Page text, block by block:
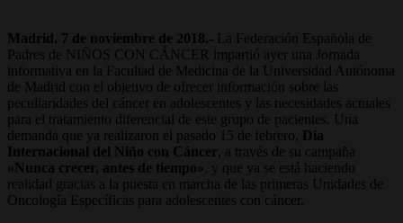
Madrid, 7 de noviembre de 2018.- La Federación Española de
Padres de NIÑOS CON CÁNCER impartió ayer una Jornada
informativa en la Facultad de Medicina de la Universidad Autónoma
de Madrid con el objetivo de ofrecer información sobre las
peculiaridades del cáncer en adolescentes y las necesidades actuales
para el tratamiento diferencial de este grupo de pacientes. Una
demanda que ya realizaron el pasado 15 de febrero,
Día
Internacional del Niño con Cáncer
, a través de su campaña
«Nunca crecer, antes de tiempo»
, y que ya se está haciendo
realidad gracias a la puesta en marcha de las primeras Unidades de
Oncología Específicas para adolescentes con cáncer.